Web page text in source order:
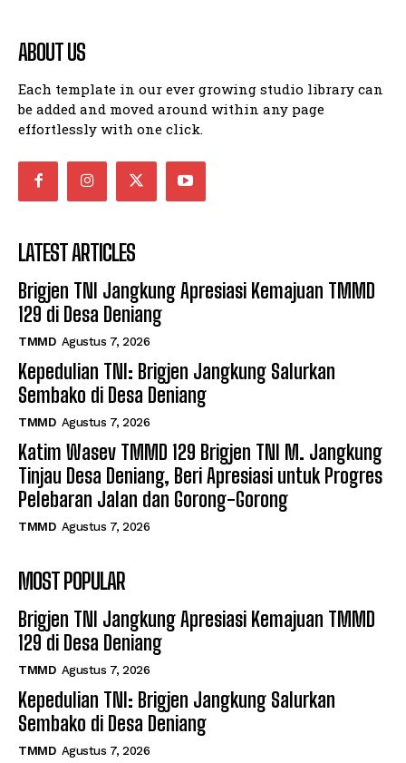
ABOUT US
Each template in our ever growing studio library can
be added and moved around within any page
effortlessly with one click.
LATEST ARTICLES
Brigjen TNI Jangkung Apresiasi Kemajuan TMMD
129 di Desa Deniang
TMMD Agustus 7, 2026
Kepedulian TNI: Brigjen Jangkung Salurkan
Sembako di Desa Deniang
TMMD Agustus 7, 2026
Katim Wasev TMMD 129 Brigjen TNI M. Jangkung
Tinjau Desa Deniang, Beri Apresiasi untuk Progres
Pelebaran Jalan dan Gorong-Gorong
TMMD Agustus 7, 2026
MOST POPULAR
Brigjen TNI Jangkung Apresiasi Kemajuan TMMD
129 di Desa Deniang
TMMD Agustus 7, 2026
Kepedulian TNI: Brigjen Jangkung Salurkan
Sembako di Desa Deniang
TMMD Agustus 7, 2026